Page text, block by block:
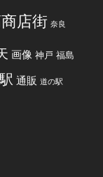
店街 奈良
画像 神戸 福島
通販 道の駅